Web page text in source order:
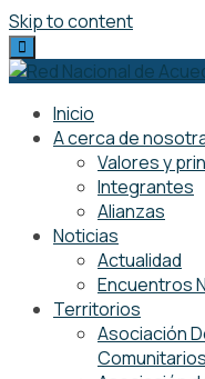
Skip to content
Inicio
A cerca de
Valores y
Integrantes
Alianzas
Noticias
Actualidad
Encuentros
Territorios
Asociación